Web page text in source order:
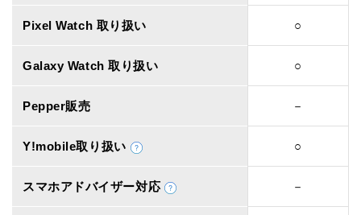
Pixel Watch 取り扱い ○
Galaxy Watch 取り扱い ○
Pepper販売 －
Y!mobile取り扱い ○
スマホアドバイザー対応 －